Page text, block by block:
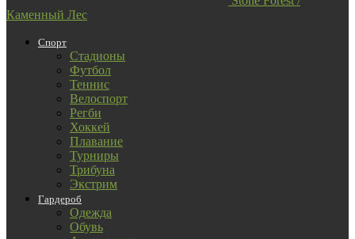
Каменный Лес
Спорт
Стадионы
Футбол
Теннис
Велоспорт
Регби
Хоккей
Плавание
Турниры
Трибуна
Экстрим
Гардероб
Одежда
Обувь